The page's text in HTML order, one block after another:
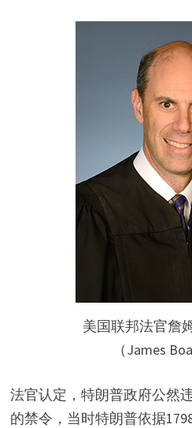
美国联邦法官詹
（James
法官认定，特朗普政府公然
的禁令，当时特朗普依据